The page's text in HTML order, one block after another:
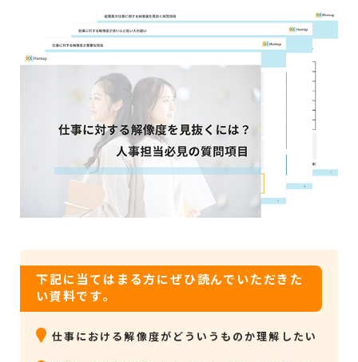
下記に当てはまる方にぜひ読んでいただきた
い資料です。
仕事における解像度がどういうものか理解したい